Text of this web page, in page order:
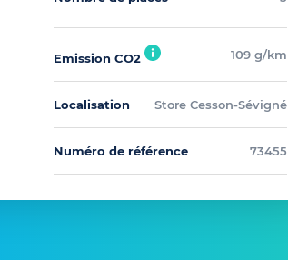
Emission CO2 109 g/km
Localisation Store Cesson-Sévigné
Numéro de référence 73455